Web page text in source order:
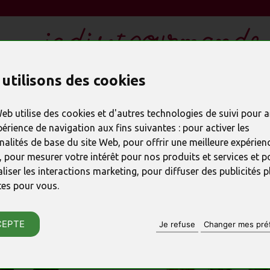
des cookies
utilise des cookies et d'autres technologies de suivi pour
de navigation aux fins suivantes : pour activer les
de base du site Web, pour offrir une meilleure
, pour mesurer votre intérêt pour nos produits et services et
les interactions marketing, pour diffuser des publicités
pour vous.
Je refuse Changer mes
SPÉCIALITÉS EN
EXPÉDIABLES / À RETIRER EN MAGASIN :